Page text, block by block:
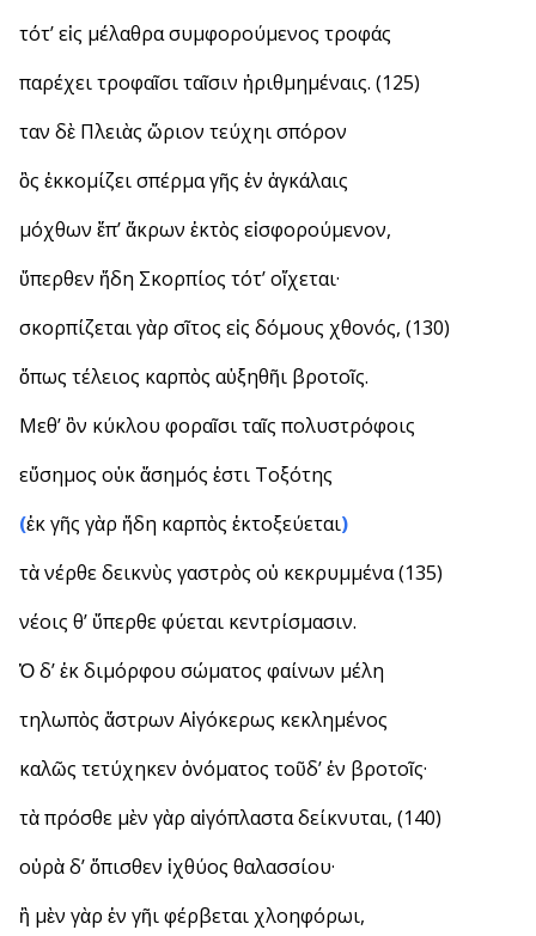
τότ’ εἰς μέλαθρα συμφορούμενος τροφάς
παρέχει τροφαῖσι ταῖσιν ἠριθμημέναις. (125)
Ὅταν δὲ Πλειὰς ὥριον τεύχηι σπόρον
ὃς ἐκκομίζει σπέρμα γῆς ἐν ἀγκάλαις
μόχθων ἔπ’ ἄκρων ἐκτὸς εἰσφορούμενον,
ὕπερθεν ἤδη Σκορπίος τότ’ οἴχεται·
σκορπίζεται γὰρ σῖτος εἰς δόμους χθονός, (130)
ὅπως τέλειος καρπὸς αὐξηθῆι βροτοῖς.
Μεθ’ ὃν κύκλου φοραῖσι ταῖς πολυστρόφοις
εὔσημος οὐκ ἄσημός ἐστι Τοξότης
(ἐκ γῆς γὰρ ἤδη καρπὸς ἐκτοξεύεται)
τὰ νέρθε δεικνὺς γαστρὸς οὐ κεκρυμμένα (135)
νέοις θ’ ὕπερθε φύεται κεντρίσμασιν.
Ὁ δ’ ἐκ διμόρφου σώματος φαίνων μέλη
τηλωπὸς ἄστρων Αἰγόκερως κεκλημένος
καλῶς τετύχηκεν ὀνόματος τοῦδ’ ἐν βροτοῖς·
τὰ πρόσθε μὲν γὰρ αἰγόπλαστα δείκνυται, (140)
οὐρὰ δ’ ὄπισθεν ἰχθύος θαλασσίου·
ἣ μὲν γὰρ ἐν γῆι φέρβεται χλοηφόρωι,